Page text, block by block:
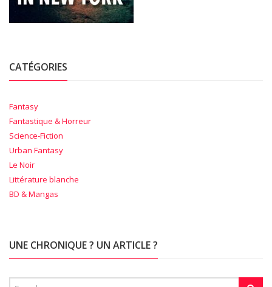
CATÉGORIES
Fantasy
Fantastique & Horreur
Science-Fiction
Urban Fantasy
Le Noir
Littérature blanche
BD & Mangas
UNE CHRONIQUE ? UN ARTICLE ?